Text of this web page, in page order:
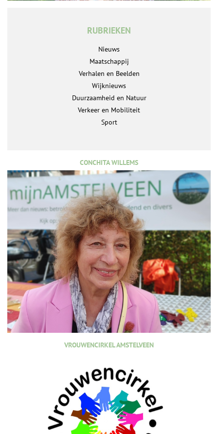
RUBRIEKEN
Nieuws
Maatschappij
Verhalen en Beelden
Wijknieuws
Duurzaamheid en Natuur
Verkeer en Mobiliteit
Sport
CONCHITA WILLEMS
VROUWENCIRKEL AMSTELVEEN